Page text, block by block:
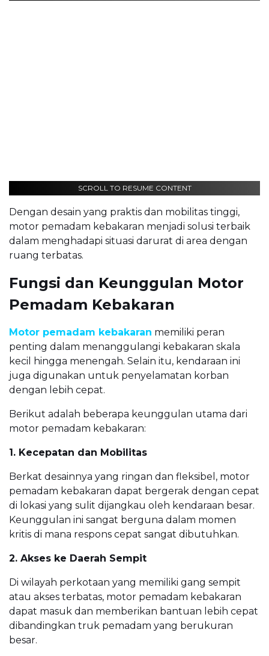
SCROLL TO RESUME CONTENT
Dengan desain yang praktis dan mobilitas tinggi,
motor pemadam kebakaran menjadi solusi terbaik
dalam menghadapi situasi darurat di area dengan
ruang terbatas.
Fungsi dan Keunggulan Motor
Pemadam Kebakaran
Motor pemadam kebakaran memiliki peran
penting dalam menanggulangi kebakaran skala
kecil hingga menengah. Selain itu, kendaraan ini
juga digunakan untuk penyelamatan korban
dengan lebih cepat.
Berikut adalah beberapa keunggulan utama dari
motor pemadam kebakaran:
1. Kecepatan dan Mobilitas
Berkat desainnya yang ringan dan fleksibel, motor
pemadam kebakaran dapat bergerak dengan cepat
di lokasi yang sulit dijangkau oleh kendaraan besar.
Keunggulan ini sangat berguna dalam momen
kritis di mana respons cepat sangat dibutuhkan.
2. Akses ke Daerah Sempit
Di wilayah perkotaan yang memiliki gang sempit
atau akses terbatas, motor pemadam kebakaran
dapat masuk dan memberikan bantuan lebih cepat
dibandingkan truk pemadam yang berukuran
besar.